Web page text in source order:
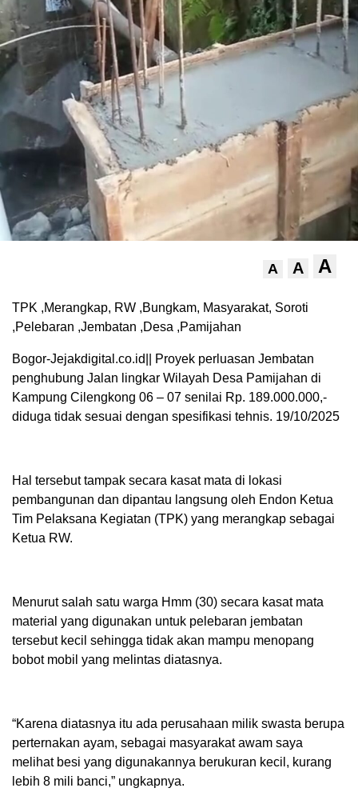
A A A
TPK ,Merangkap, RW ,Bungkam, Masyarakat, Soroti
,Pelebaran ,Jembatan ,Desa ,Pamijahan
Bogor-Jejakdigital.co.id|| Proyek perluasan Jembatan
penghubung Jalan lingkar Wilayah Desa Pamijahan di
Kampung Cilengkong 06 – 07 senilai Rp. 189.000.000,-
diduga tidak sesuai dengan spesifikasi tehnis. 19/10/2025
Hal tersebut tampak secara kasat mata di lokasi
pembangunan dan dipantau langsung oleh Endon Ketua
Tim Pelaksana Kegiatan (TPK) yang merangkap sebagai
Ketua RW.
Menurut salah satu warga Hmm (30) secara kasat mata
material yang digunakan untuk pelebaran jembatan
tersebut kecil sehingga tidak akan mampu menopang
bobot mobil yang melintas diatasnya.
“Karena diatasnya itu ada perusahaan milik swasta berupa
perternakan ayam, sebagai masyarakat awam saya
melihat besi yang digunakannya berukuran kecil, kurang
lebih 8 mili banci,” ungkapnya.